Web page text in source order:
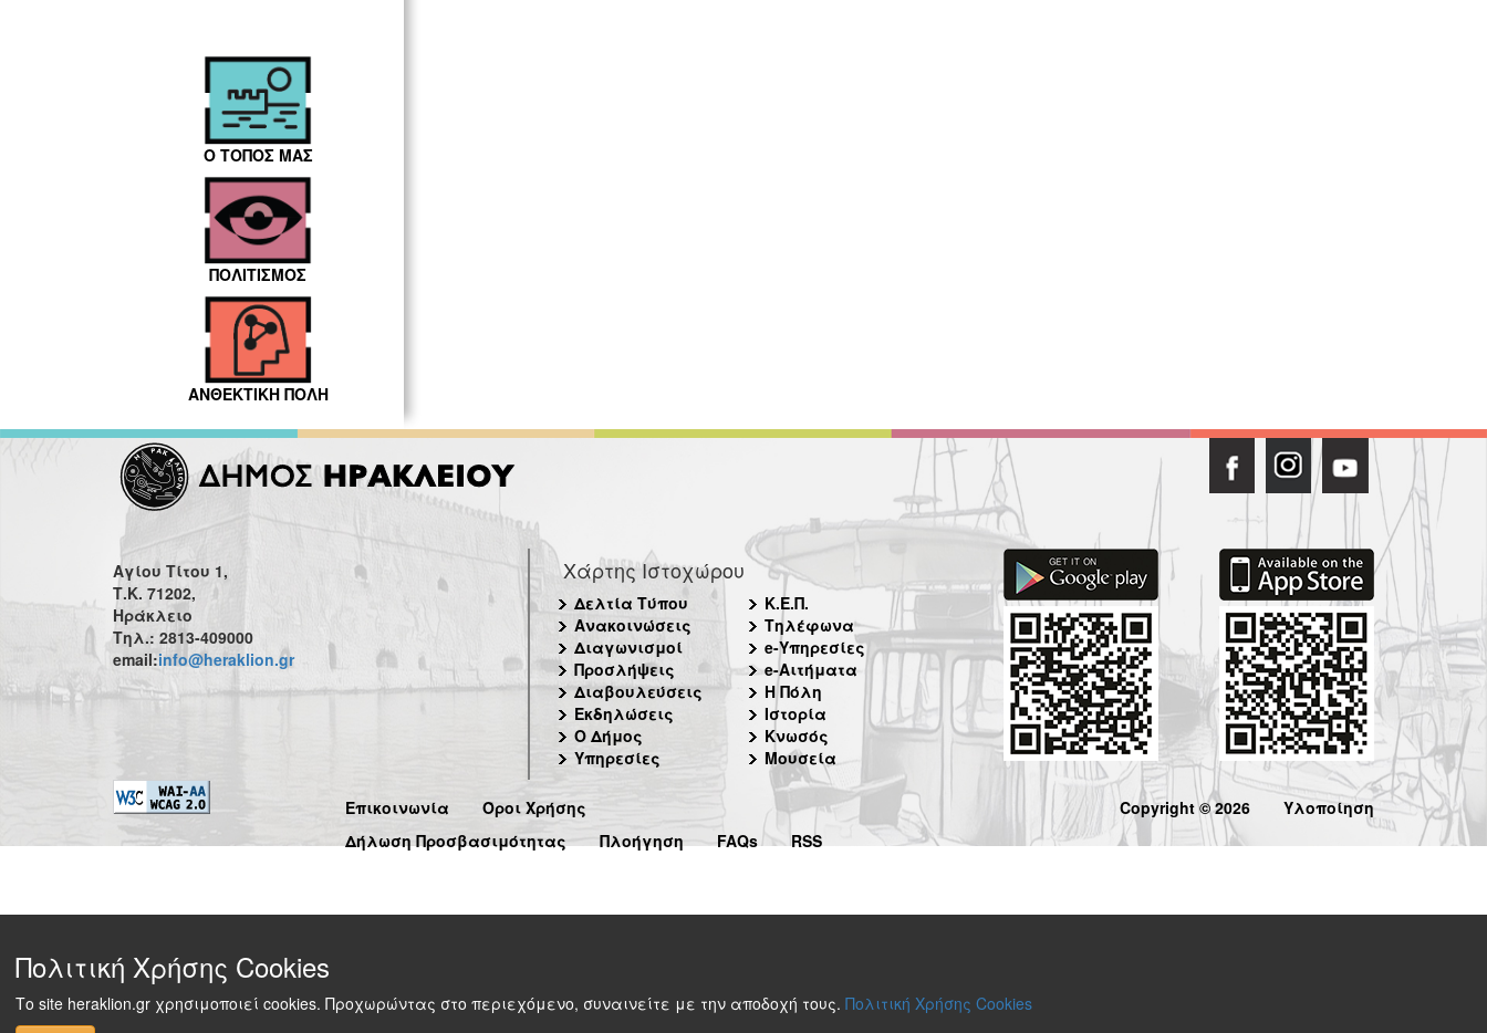
Ο ΤΟΠΟΣ ΜΑΣ
ΠΟΛΙΤΙΣΜΟΣ
ΑΝΘΕΚΤΙΚΗ ΠΟΛΗ
Αγίου Τίτου 1,
Τ.Κ. 71202,
Ηράκλειο
Τηλ.: 2813-409000
email:info@heraklion.gr
Χάρτης Ιστοχώρου
Δελτία Τύπου
Ανακοινώσεις
Διαγωνισμοί
Προσλήψεις
Διαβουλεύσεις
Εκδηλώσεις
Ο Δήμος
Υπηρεσίες
Κ.Ε.Π.
Τηλέφωνα
e-Υπηρεσίες
e-Αιτήματα
Η Πόλη
Ιστορία
Κνωσός
Μουσεία
Επικοινωνία
Όροι Χρήσης
Δήλωση Προσβασιμότητας
Πλοήγηση FAQs RSS
Copyright © 2026 Υλοποίηση
Πολιτική Χρήσης Cookies
Το site heraklion.gr χρησιμοποιεί cookies. Προχωρώντας στο περιεχόμενο, συναινείτε με την αποδοχή τους. Πολιτική Χρήσης Cookies